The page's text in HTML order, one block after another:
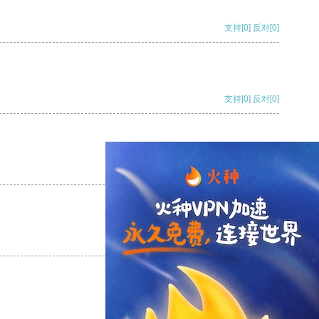
支持[0] 反对[0]
支持[0] 反对[0]
支持
支持[0] 反对[0]
支持[0] 反对[0]